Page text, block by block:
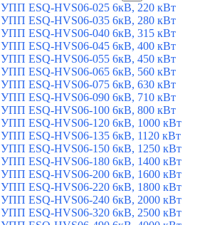
УПП ESQ-HVS06-025 6кВ, 220 кВт
УПП ESQ-HVS06-035 6кВ, 280 кВт
УПП ESQ-HVS06-040 6кВ, 315 кВт
УПП ESQ-HVS06-045 6кВ, 400 кВт
УПП ESQ-HVS06-055 6кВ, 450 кВт
УПП ESQ-HVS06-065 6кВ, 560 кВт
УПП ESQ-HVS06-075 6кВ, 630 кВт
УПП ESQ-HVS06-090 6кВ, 710 кВт
УПП ESQ-HVS06-100 6кВ, 800 кВт
УПП ESQ-HVS06-120 6кВ, 1000 кВт
УПП ESQ-HVS06-135 6кВ, 1120 кВт
УПП ESQ-HVS06-150 6кВ, 1250 кВт
УПП ESQ-HVS06-180 6кВ, 1400 кВт
УПП ESQ-HVS06-200 6кВ, 1600 кВт
УПП ESQ-HVS06-220 6кВ, 1800 кВт
УПП ESQ-HVS06-240 6кВ, 2000 кВт
УПП ESQ-HVS06-320 6кВ, 2500 кВт